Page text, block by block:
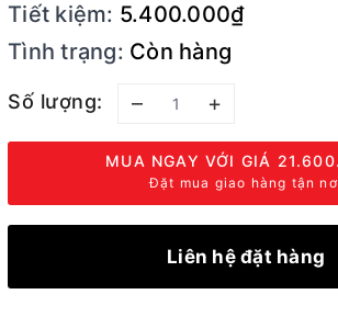
Tiết kiệm: 5.400.000₫
Tình trạng: Còn hàng
Số lượng: – +
MUA NGAY VỚI GIÁ
Đặt mua giao hàng tận
Liên hệ đặt hàng